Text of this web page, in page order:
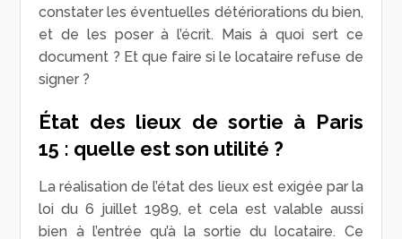
constater les éventuelles détériorations du bien,
et de les poser à l’écrit. Mais à quoi sert ce
document ? Et que faire si le locataire refuse de
signer ?
État des lieux de sortie à Paris
15 : quelle est son utilité ?
La réalisation de l’état des lieux est exigée par la
loi du 6 juillet 1989, et cela est valable aussi
bien à l’entrée qu’à la sortie du locataire. Ce